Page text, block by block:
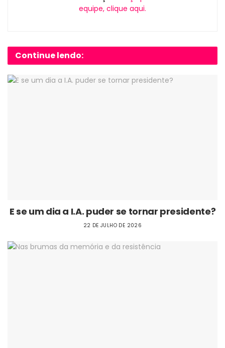
equipe, clique aqui.
Continue lendo:
E se um dia a I.A. puder se tornar presidente?
22 DE JULHO DE 2026